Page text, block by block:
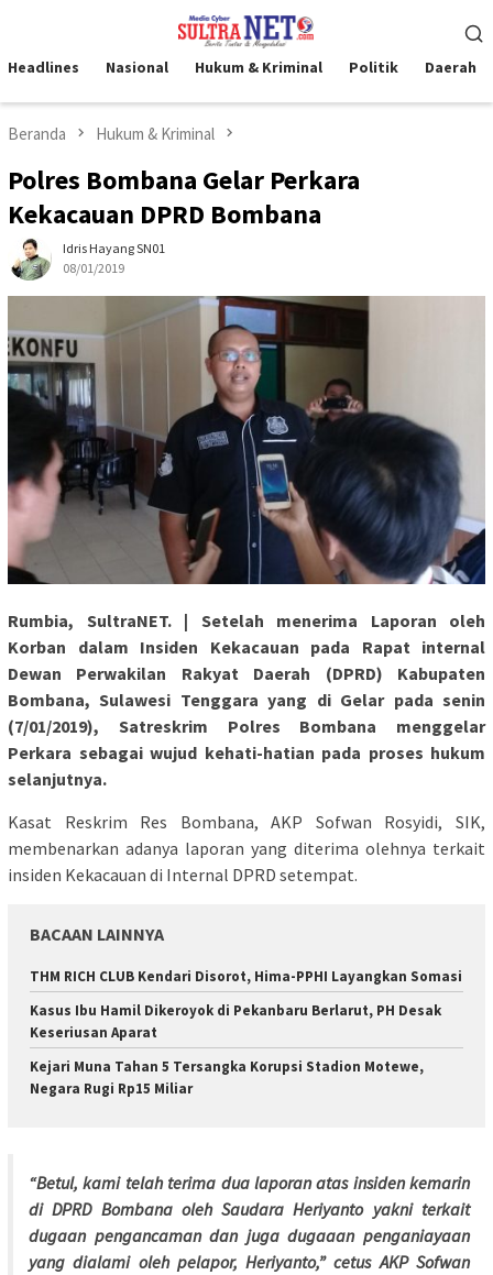
kontenMobile
Headlines Nasional Hukum & Kriminal Politik Daerah
Beranda Hukum & Kriminal
Polres Bombana Gelar Perkara
Kekacauan DPRD Bombana
Idris Hayang SN01
08/01/2019
Rumbia, SultraNET. | Setelah menerima Laporan oleh
Korban dalam Insiden Kekacauan pada Rapat internal
Dewan Perwakilan Rakyat Daerah (DPRD) Kabupaten
Bombana, Sulawesi Tenggara yang di Gelar pada senin
(7/01/2019), Satreskrim Polres Bombana menggelar
Perkara sebagai wujud kehati-hatian pada proses hukum
selanjutnya.
Kasat Reskrim Res Bombana, AKP Sofwan Rosyidi, SIK,
membenarkan adanya laporan yang diterima olehnya terkait
insiden Kekacauan di Internal DPRD setempat.
BACAAN LAINNYA
THM RICH CLUB Kendari Disorot, Hima-PPHI Layangkan Somasi
Kasus Ibu Hamil Dikeroyok di Pekanbaru Berlarut, PH Desak
Keseriusan Aparat
Kejari Muna Tahan 5 Tersangka Korupsi Stadion Motewe,
Negara Rugi Rp15 Miliar
“Betul, kami telah terima dua laporan atas insiden kemarin
di DPRD Bombana oleh Saudara Heriyanto yakni terkait
dugaan pengancaman dan juga dugaaan penganiayaan
yang dialami oleh pelapor, Heriyanto,” cetus AKP Sofwan